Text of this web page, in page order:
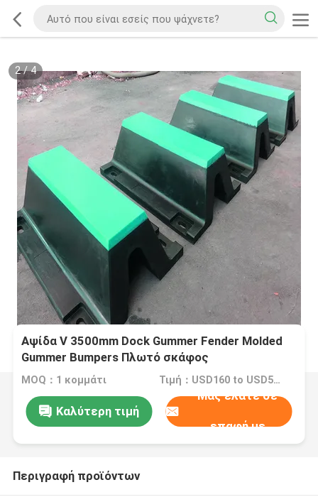
2/4
Αψίδα V 3500mm Dock Gummer Fender Molded
Gummer Bumpers Πλωτό σκάφος
MOQ：1 κομμάτι Τιμή：USD160 to USD590 Per Piece
Καλύτερη τιμή
Μας ελάτε σε
επαφή με
Περιγραφή προϊόντων